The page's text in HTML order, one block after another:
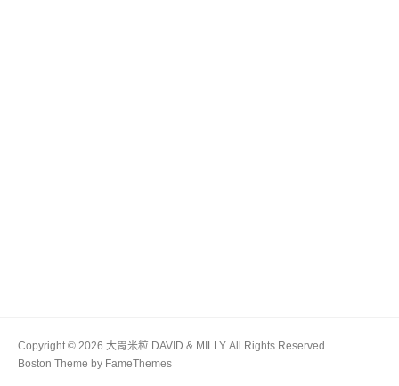
Copyright © 2026 大胃米粒 DAVID & MILLY. All Rights Reserved.
Boston Theme by FameThemes